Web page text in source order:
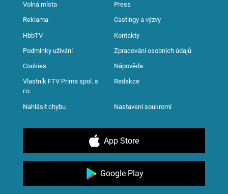
Volná místa Press
Reklama Castingy a výzvy
HbbTV Kontakty
Podmínky užívání Zpracování osobních údajů
Cookies Nápověda
Vlastník FTV Prima spol. s
r.o.
Redakce
Nahlásit chybu Nastavení soukromí
App Store
Google Play